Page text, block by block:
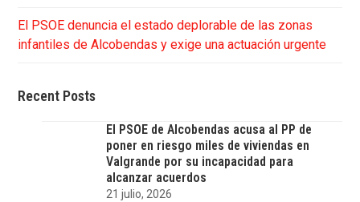
El PSOE denuncia el estado deplorable de las zonas
infantiles de Alcobendas y exige una actuación urgente
Recent Posts
El PSOE de Alcobendas acusa al PP de
poner en riesgo miles de viviendas en
Valgrande por su incapacidad para
alcanzar acuerdos
21 julio, 2026